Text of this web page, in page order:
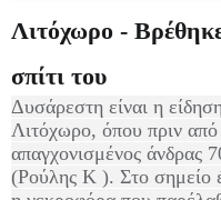
Λιτόχωρο -
σπίτι του
Δυσάρεστη είναι η
Λιτόχωρο, όπου πριν
απαγχονισμένος άνδρας
(Ρούλης Κ ). Στο σημείο